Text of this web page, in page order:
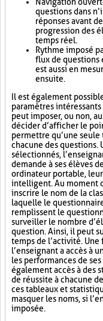
questions dans
réponses avant
progression des
temps réel.
Rythme imposé
flux de questions
est aussi en
ensuite.
Il est également
paramètres
peut imposer, ou non,
décider d’afficher le
permettre qu’une
chacune des questions.
sélectionnés,
demande à ses élèves
ordinateur portable,
intelligent. Au moment
inscrire le nom de la
laquelle le
remplissent le
surveiller le nombre
question. Ainsi, il peut
temps de l’activité.
l’enseignant a accès à
les performances de
également accès à des
de réussite à chacune
ces tableaux et
masquer les noms, si
imposée.